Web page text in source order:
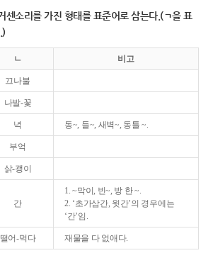
센소리를 가진 형태를 표준어로 삼는다.(ㄱ을 표
ㄴ 비고
끄나불
나발-꽃
녁 동~, 들~, 새벽~, 동틀 ~.
부억
삵-괭이
간
1. ~막이, 빈~, 방 한 ~.
2. ‘초가삼간, 윗간’의 경우에는
‘간’임.
떨어-먹다 재물을 다 없애다.